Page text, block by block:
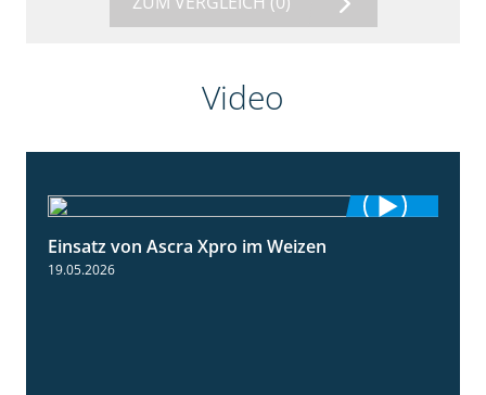
Video
Einsatz von Ascra Xpro im Weizen
19.05.2026